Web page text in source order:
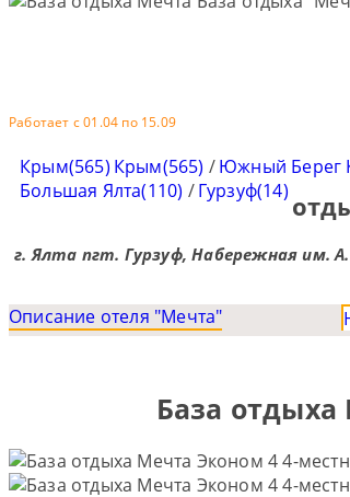
Работает с 01.04 по 15.09
Крым(565) Крым(565) /Южный Берег
Большая Ялта(110) /Гурзуф(14)
г. Ялта пгт. Гурзуф, Набережная им.
Описание отеля "Мечта"
База